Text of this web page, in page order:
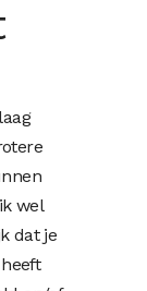
wel
dat je